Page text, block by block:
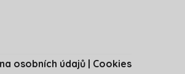
osobních údajů | Cookies